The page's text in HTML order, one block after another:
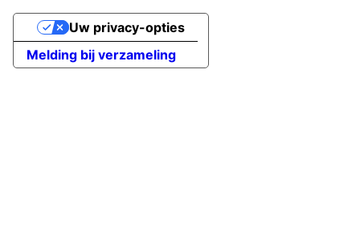
Melding bij verzameling
Uw privacy-opties